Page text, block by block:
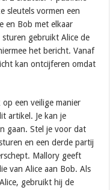
sleutels vormen een
en Bob met elkaar
gebruikt Alice de
het bericht. Vanaf
kan ontcijferen omdat
een veilige manier
artikel. Je kan je
gaan. Stel je voor dat
en een derde partij
Mallory geeft
van Alice aan Bob. Als
gebruikt hij de